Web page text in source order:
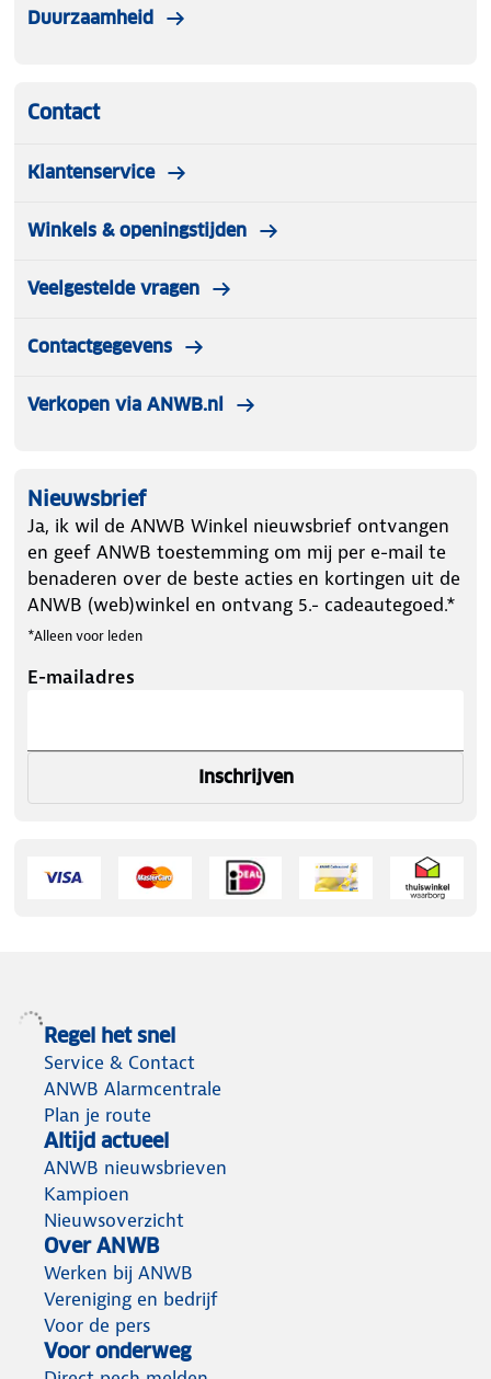
Duurzaamheid
Contact
Klantenservice
Winkels & openingstijden
Veelgestelde vragen
Contactgegevens
Verkopen via ANWB.nl
Nieuwsbrief
Ja, ik wil de ANWB Winkel nieuwsbrief ontvangen
en geef ANWB toestemming om mij per e-mail te
benaderen over de beste acties en kortingen uit de
ANWB (web)winkel en ontvang 5.- cadeautegoed.*
*Alleen voor leden
E-mailadres
Inschrijven
Regel het snel
Service & Contact
ANWB Alarmcentrale
Plan je route
Altijd actueel
ANWB nieuwsbrieven
Kampioen
Nieuwsoverzicht
Over ANWB
Werken bij ANWB
Vereniging en bedrijf
Voor de pers
Voor onderweg